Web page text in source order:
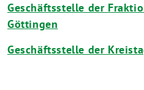
Geschäftsstelle der
Göttingen
Geschäftsstelle der